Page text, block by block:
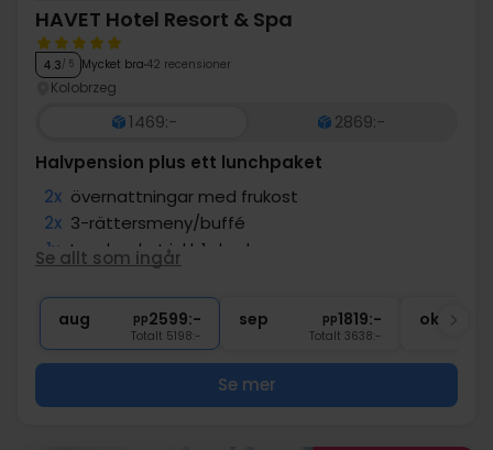
HAVET Hotel Resort & Spa
4.3/ 5 Mycket bra 42 recensioner
Kolobrzeg
1469:-
2869:-
Halvpension plus ett lunchpaket
2x övernattningar med frukost
2x 3-rättersmeny/buffé
1x Lunchpaket inkl. 1 dryck
Kaffe och kaka
1x 1 välkomstdrink
Se allt som ingår
aug pp2599:-
Totalt 5198:-
sep pp1819:-
Totalt 3638:-
okt
Se mer